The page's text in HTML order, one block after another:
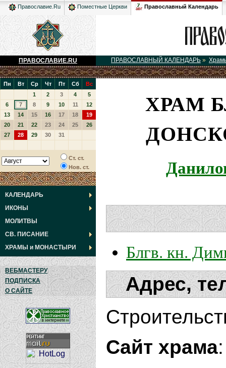
Православие.Ru Поместные Церкви Православный Календарь
ПРАВОСЛАВИЕ.RU ПРАВОСЛАВНЫЙ КАЛЕНДАРЬ »
Пн Вт Ср Чт Пт Сб
Вс
1
2 3 4
5
6
7 8 9 10 11
12
13
14 15 16 17 18
19
20
21 22 23 24 25
26
27
28 29 30 31
Ст. ст.
Нов. ст.
КАЛЕНДАРЬ
ИКОНЫ
МОЛИТВЫ
СВ. ПИСАНИЕ
ХРАМЫ и МОНАСТЫРИ
ВЕБМАСТЕРУ
ПОДПИСКА
О САЙТЕ
ХРАМ
Блгв. кн.
Адрес,
Сайт храма: